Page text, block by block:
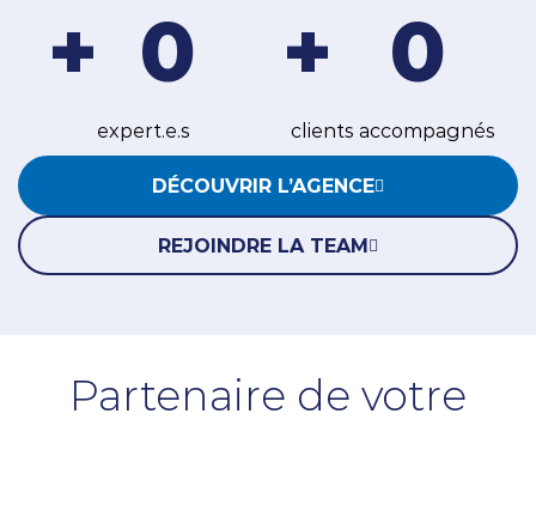
+ 0
expert.e.s
+ 0
clients accompagnés
DÉCOUVRIR L’AGENCE
REJOINDRE LA TEAM
Partenaire de votre